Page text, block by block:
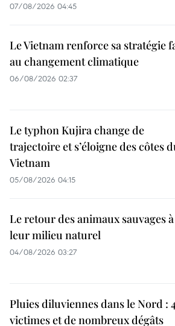
07/08/2026 04:45
Le Vietnam renforce sa stratégie
au changement climatique
06/08/2026 02:37
Le typhon Kujira change de
trajectoire et s’éloigne des côtes
Vietnam
05/08/2026 04:15
Le retour des animaux sauvages à
leur milieu naturel
04/08/2026 03:27
Pluies diluviennes dans le Nord :
victimes et de nombreux dégâts